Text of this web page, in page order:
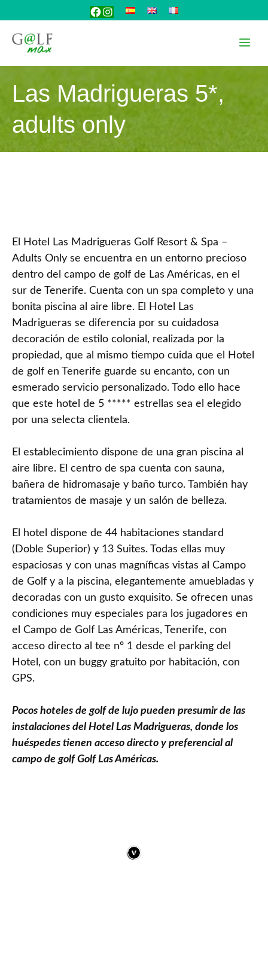
al
contenido
Facebook
Instagram
Las Madrigueras 5*,
adults only
El Hotel Las Madrigueras Golf Resort & Spa –
Adults Only se encuentra en un entorno precioso
dentro del campo de golf de Las Américas, en el
sur de Tenerife. Cuenta con un spa completo y una
bonita piscina al aire libre. El Hotel Las
Madrigueras se diferencia por su cuidadosa
decoración de estilo colonial, realizada por la
propiedad, que al mismo tiempo cuida que el Hotel
de golf en Tenerife guarde su encanto, con un
esmerado servicio personalizado. Todo ello hace
que este hotel de 5 ***** estrellas sea el elegido
por una selecta clientela.
El establecimiento dispone de una gran piscina al
aire libre. El centro de spa cuenta con sauna,
bañera de hidromasaje y baño turco. También hay
tratamientos de masaje y un salón de belleza.
El hotel dispone de 44 habitaciones standard
(Doble Superior) y 13 Suites. Todas ellas muy
espaciosas y con unas magníficas vistas al Campo
de Golf y a la piscina, elegantemente amuebladas y
decoradas con un gusto exquisito. Se ofrecen unas
condiciones muy especiales para los jugadores en
el Campo de Golf Las Américas, Tenerife, con
acceso directo al tee nº 1 desde el parking del
Hotel, con un buggy gratuito por habitación, con
GPS.
Pocos hoteles de golf de lujo pueden presumir de las
instalaciones del Hotel Las Madrigueras, donde los
huéspedes tienen acceso directo y preferencial al
campo de golf Golf Las Américas.